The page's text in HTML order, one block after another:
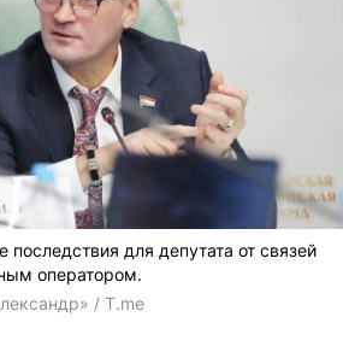
для депутата от связей
оператором.
/ T.me